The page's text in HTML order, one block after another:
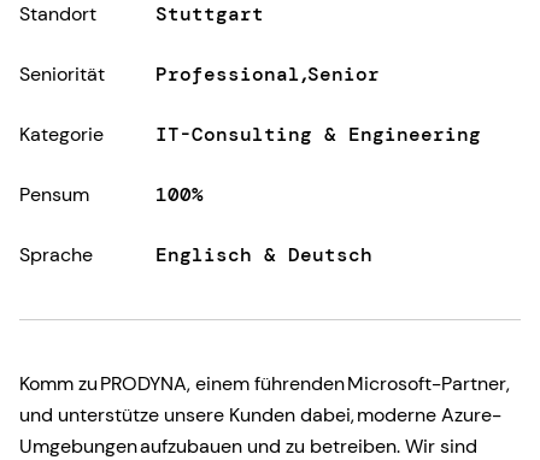
Standort Stuttgart
Seniorität Professional Senior
Kategorie IT-Consulting & Engineering
Pensum 100%
Sprache Englisch & Deutsch
Komm zu PRODYNA, einem führenden Microsoft-Partner,
und unterstütze unsere Kunden dabei, moderne Azure-
Umgebungen aufzubauen und zu betreiben. Wir sind